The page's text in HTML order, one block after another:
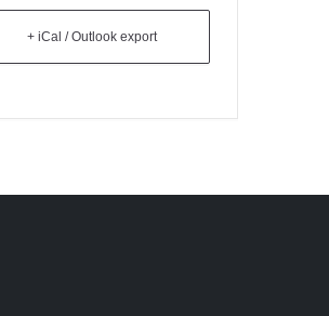
+ iCal / Outlook export